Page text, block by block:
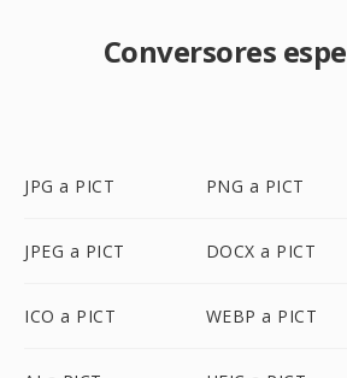
Conversores
JPG a PICT PNG a PICT
JPEG a PICT DOCX a PICT
ICO a PICT WEBP a PICT